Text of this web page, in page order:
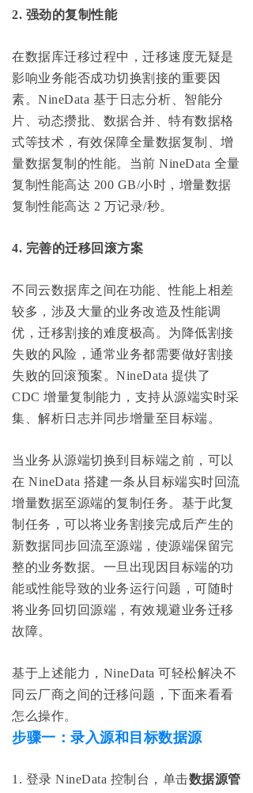
2. 强劲的复制性能
在数据库迁移过程中，迁移速度无疑是
影响业务能否成功切换割接的重要因
素。NineData 基于日志分析、智能分
片、动态攒批、数据合并、特有数据格
式等技术，有效保障全量数据复制、增
量数据复制的性能。当前 NineData 全量
复制性能高达 200 GB/小时，增量数据
复制性能高达 2 万记录/秒。
4. 完善的迁移回滚方案
不同云数据库之间在功能、性能上相差
较多，涉及大量的业务改造及性能调
优，迁移割接的难度极高。为降低割接
失败的风险，通常业务都需要做好割接
失败的回滚预案。NineData 提供了
CDC 增量复制能力，支持从源端实时采
集、解析日志并同步增量至目标端。
当业务从源端切换到目标端之前，可以
在 NineData 搭建一条从目标端实时回流
增量数据至源端的复制任务。基于此复
制任务，可以将业务割接完成后产生的
新数据同步回流至源端，使源端保留完
整的业务数据。一旦出现因目标端的功
能或性能导致的业务运行问题，可随时
将业务回切回源端，有效规避业务迁移
故障。
基于上述能力，NineData 可轻松解决不
同云厂商之间的迁移问题，下面来看看
怎么操作。
步骤一：录入源和目标数据源
1. 登录 NineData 控制台，单击数据源管